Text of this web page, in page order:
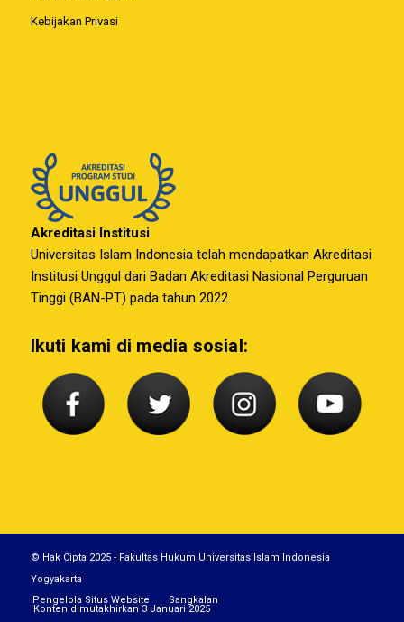
Kebijakan Privasi
Akreditasi Institusi
Universitas Islam Indonesia telah mendapatkan Akreditasi
Institusi Unggul dari Badan Akreditasi Nasional Perguruan
Tinggi (BAN-PT) pada tahun 2022.
Ikuti kami di media sosial:
© Hak Cipta 2025 - Fakultas Hukum Universitas Islam Indonesia
Yogyakarta
Pengelola Situs Website
Sangkalan
Konten dimutakhirkan 3 Januari 2025